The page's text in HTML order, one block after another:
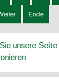
Ende
unsere